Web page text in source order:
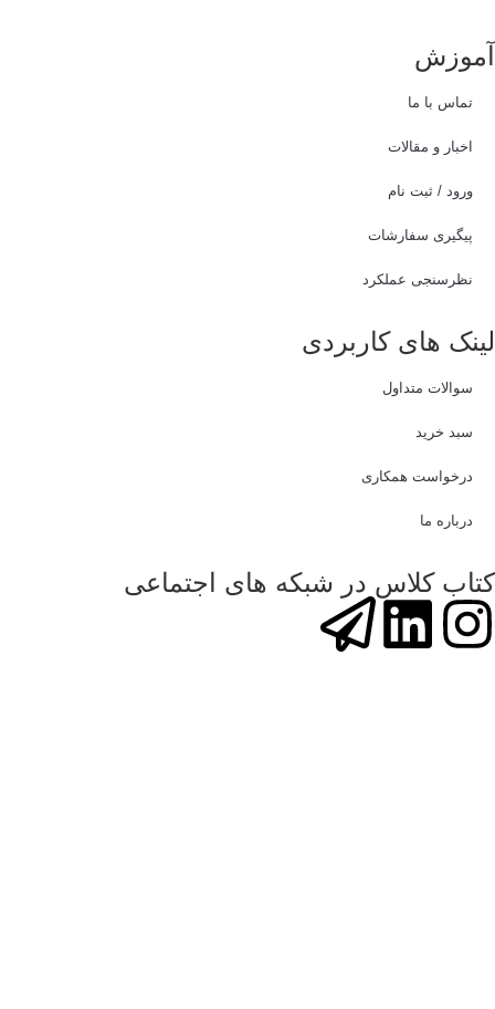
آموزش
تماس با ما
اخبار و مقالات
ورود / ثبت نام
پیگیری سفارشات
نظرسنجی عملکرد
لینک های کاربردی
سوالات متداول
سبد خرید
درخواست همکاری
درباره ما
کتاب کلاس در شبکه های اجتماعی